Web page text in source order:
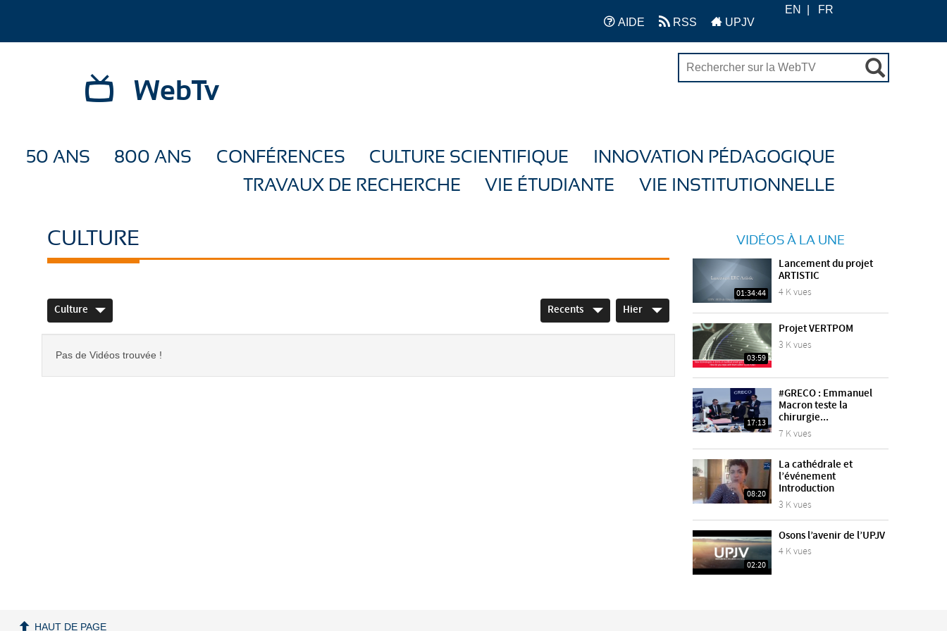
AIDE RSS UPJV
EN FR
WebTv
50 ANS 800 ANS CONFÉRENCES CULTURE SCIENTIFIQUE
INNOVATION PÉDAGOGIQUE
TRAVAUX DE RECHERCHE
VIE ÉTUDIANTE VIE INSTITUTIONNELLE
CULTURE
Culture Recents Hier
Pas de Vidéos trouvée !
VIDÉOS À LA UNE
01:34:44
Lancement du projet
ARTISTIC
4 K vues
03:59
Projet VERTPOM
3 K vues
17:13
#GRECO : Emmanuel
Macron teste la
chirurgie...
7 K vues
08:20
La cathédrale et
l’événement
Introduction
3 K vues
02:20
Osons l’avenir de l’UPJV
4 K vues
HAUT DE PAGE